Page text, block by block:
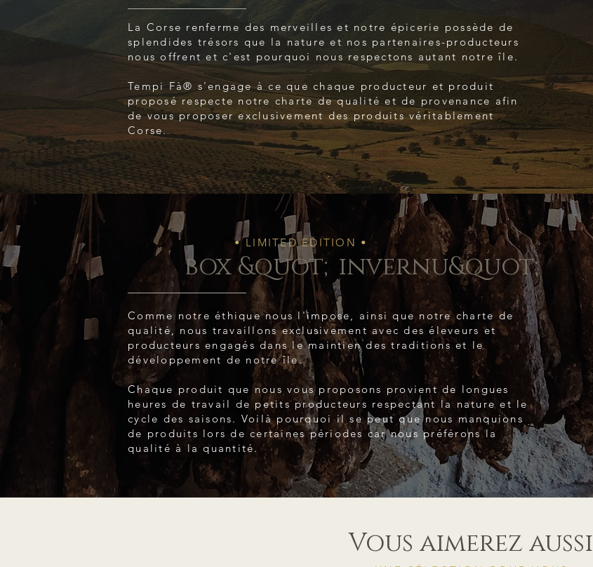
La Corse renferme des merveilles et notre épicerie possède de
splendides trésors que la nature et nos partenaires-producteurs
nous offrent et c'est pourquoi nous respectons autant notre île.
Tempi Fà® s'engage à ce que chaque producteur et produit
proposé respecte notre charte de qualité et de provenance afin
de vous proposer exclusivement des produits véritablement
Corse.
• LIMITED EDITION •
box &quot;invernu&quot;
Comme notre éthique nous l'impose, ainsi que notre charte de
qualité, nous travaillons exclusivement avec des éleveurs et
producteurs engagés dans le maintien des traditions et le
développement de notre île.
Chaque produit que nous vous proposons provient de longues
heures de travail de petits producteurs respectant la nature et le
cycle des saisons. Voilà pourquoi il se peut que nous manquions
de produits lors de certaines périodes car nous préférons la
qualité à la quantité.
Vous aimerez aussi